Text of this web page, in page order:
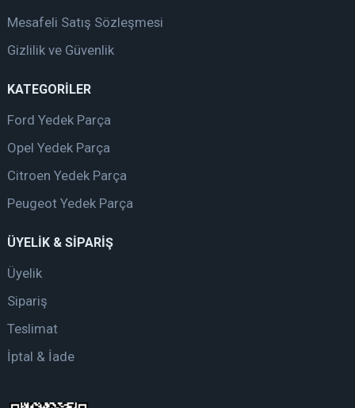
Mesafeli Satış Sözleşmesi
Gizlilik ve Güvenlik
KATEGORİLER
Ford Yedek Parça
Opel Yedek Parça
Citroen Yedek Parça
Peugeot Yedek Parça
ÜYELİK & SİPARİŞ
Üyelik
Sipariş
Teslimat
İptal & İade